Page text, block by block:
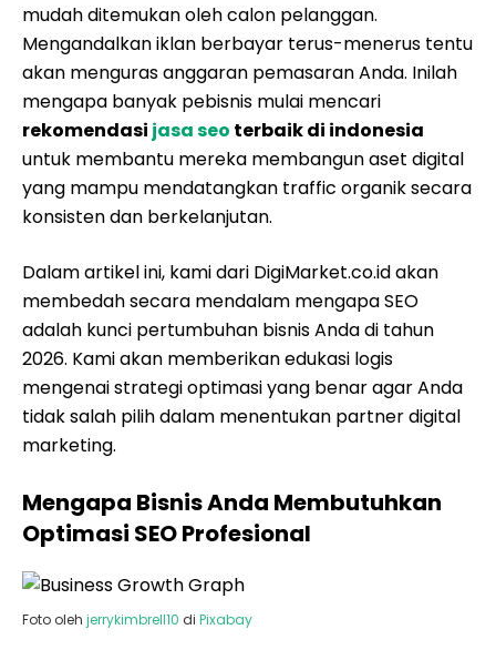
mudah ditemukan oleh calon pelanggan.
Mengandalkan iklan berbayar terus-menerus tentu
akan menguras anggaran pemasaran Anda. Inilah
mengapa banyak pebisnis mulai mencari
rekomendasi jasa seo terbaik di indonesia
untuk membantu mereka membangun aset digital
yang mampu mendatangkan traffic organik secara
konsisten dan berkelanjutan.
Dalam artikel ini, kami dari DigiMarket.co.id akan
membedah secara mendalam mengapa SEO
adalah kunci pertumbuhan bisnis Anda di tahun
2026. Kami akan memberikan edukasi logis
mengenai strategi optimasi yang benar agar Anda
tidak salah pilih dalam menentukan partner digital
marketing.
Mengapa Bisnis Anda Membutuhkan
Optimasi SEO Profesional
Foto oleh jerrykimbrell10 di Pixabay